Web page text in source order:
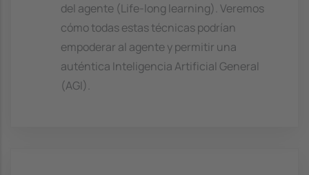
del agente (Life-long learning). Veremos
cómo todas estas técnicas podrían
empoderar al agente y permitir una
auténtica Inteligencia Artificial General
(AGI).